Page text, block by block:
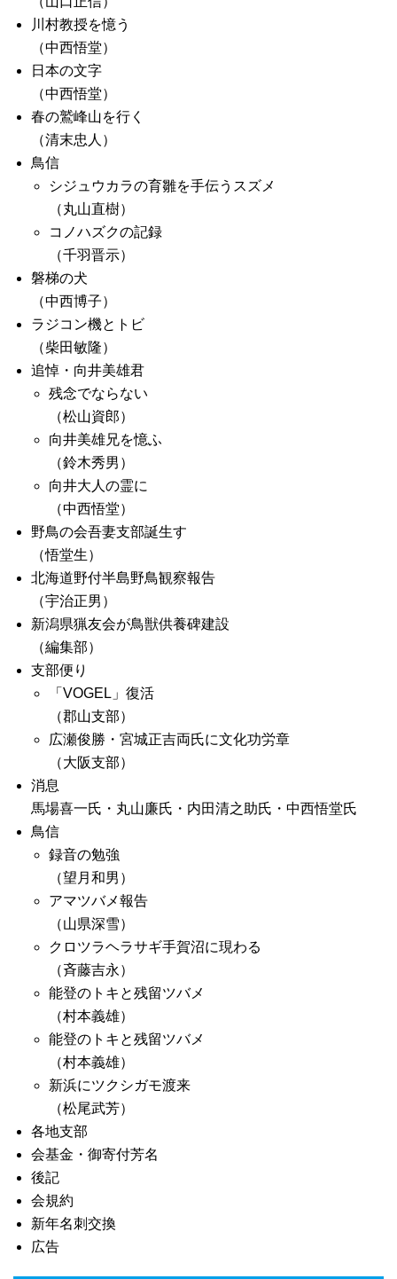
川村教授を憶う
（中西悟堂）
日本の文字
（中西悟堂）
春の鷲峰山を行く
（清末忠人）
鳥信
シジュウカラの育雛を手伝うスズメ
（丸山直樹）
コノハズクの記録
（千羽晋示）
磐梯の犬
（中西博子）
ラジコン機とトビ
（柴田敏隆）
追悼・向井美雄君
残念でならない
（松山資郎）
向井美雄兄を憶ふ
（鈴木秀男）
向井大人の霊に
（中西悟堂）
野鳥の会吾妻支部誕生す
（悟堂生）
北海道野付半島野鳥観察報告
（宇治正男）
新潟県猟友会が鳥獣供養碑建設
（編集部）
支部便り
「VOGEL」復活
（郡山支部）
広瀬俊勝・宮城正吉両氏に文化功労章
（大阪支部）
消息
馬場喜一氏・丸山廉氏・内田清之助氏・中西悟堂氏
鳥信
録音の勉強
（望月和男）
アマツバメ報告
（山県深雪）
クロツラヘラサギ手賀沼に現わる
（斉藤吉永）
能登のトキと残留ツバメ
（村本義雄）
能登のトキと残留ツバメ
（村本義雄）
新浜にツクシガモ渡来
（松尾武芳）
各地支部
会基金・御寄付芳名
後記
会規約
新年名刺交換
広告